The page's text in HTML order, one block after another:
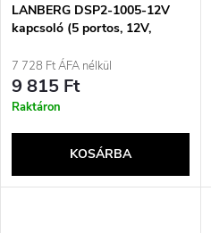
LANBERG DSP2-1005-12V
kapcsoló (5 portos, 12V,
7 728 Ft ÁFA nélkül
9 815 Ft
Raktáron
KOSÁRBA